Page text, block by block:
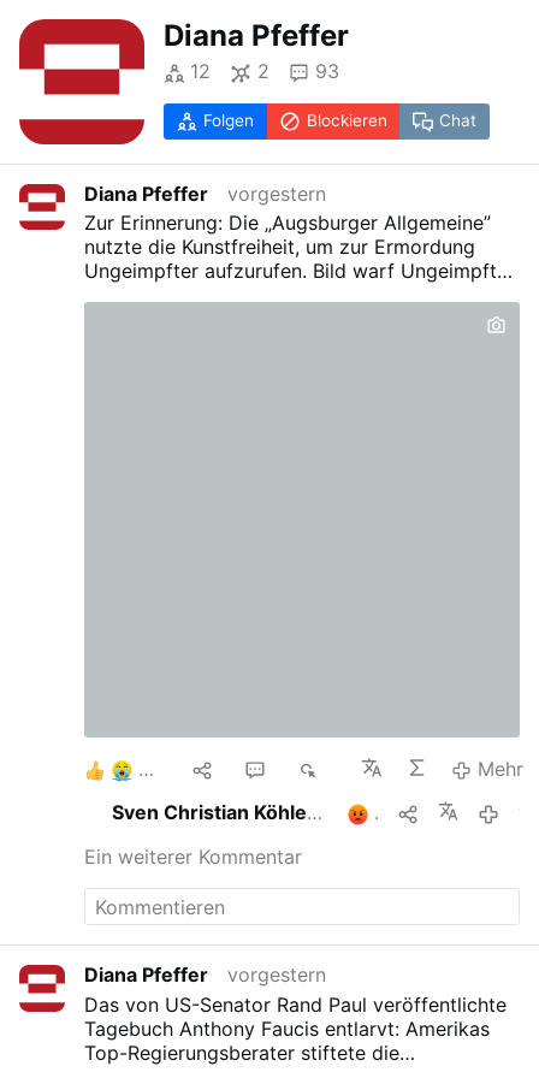
Diana Pfeffer
12 2 93
Folgen Blockieren Chat
Diana Pfeffer
vorgestern
Zur Erinnerung: Die „Augsburger Allgemeine”
nutzte die Kunstfreiheit, um zur Ermordung
Ungeimpfter aufzurufen. Bild warf Ungeimpfte
Mehr
Sven Christian Köhler teilt das
2
Ein weiterer Kommentar
Diana Pfeffer
vorgestern
Das von US-Senator Rand Paul veröffentlichte
Tagebuch Anthony Faucis entlarvt: Amerikas
Top-Regierungsberater stiftete die